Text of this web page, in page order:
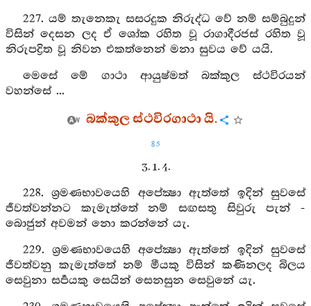
227. යම් තැනෙකැ සසරදුක නිරුද්ධ වේ නම් සම්බුදුන්
විසින් දෙසන ලද ඒ ශෝක රහිත වූ රාගාදීරජස් රහිත වූ
නිරුපද්‍රිත වූ නිවන එකත්නෙන් මනා සුවය වේ යයි.
මෙසේ මේ ගාථා ආයුෂ්මත් බක්කුල ස්ථවිරයන්
වහන්සේ ...
බක්කුල ස්ථවිරගාථා යි.
85
3. 1. 4.
228. ශ්‍රමණභාවයෙහි අපේක්‍ෂා ඇත්තේ ඉදින් සුවසේ
ජීවත්වන්නට කැමැත්තේ නම් සඟසතු සිවුරු පැන් -
බොජුන් අවමන් නො කරන්නේ යැ.
229. ශ්‍රමණභාවයෙහි අපේක්‍ෂා ඇත්තේ ඉදින් සුවසේ
ජීවත්වනු කැමැත්තේ නම් මීයකු විසින් කණිනලද බිලය
සෙවුනා සර්‍පයකු සෙයින් සෙනසුන සෙවුනේ යැ.